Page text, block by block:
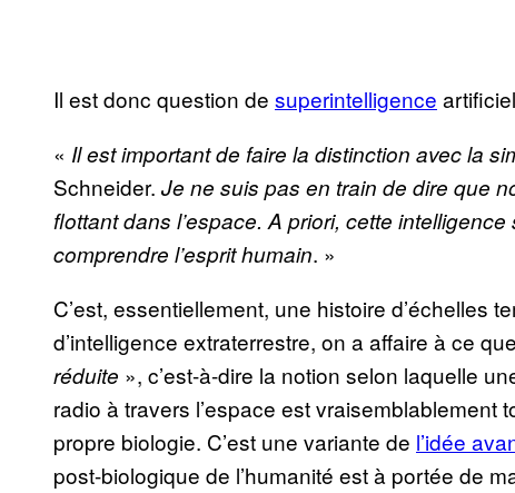
Il est donc question de superintelligence
« Il est important de faire la distinction avec la
Schneider. Je ne suis pas en train de dire que
flottant dans l’espace. A priori, cette
comprendre l’esprit humain. »
C’est, essentiellement, une histoire d’échelles
d’intelligence extraterrestre, on a affaire à ce
réduite », c’est-à-dire la notion selon laquelle
radio à travers l’espace est
propre biologie. C’est une variante de l’idée
post-biologique de l’humanité est à portée de